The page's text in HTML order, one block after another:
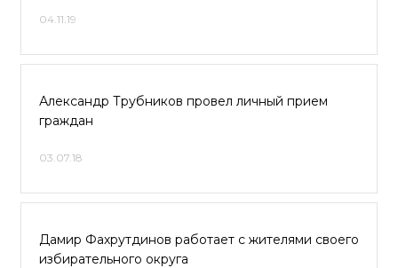
04.11.19
Александр Трубников провел личный прием
граждан
03.07.18
Дамир Фахрутдинов работает с жителями своего
избирательного округа